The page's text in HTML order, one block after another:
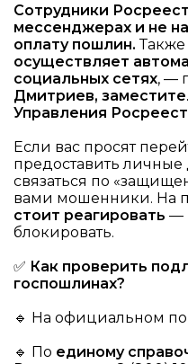
Сотрудники
мессенджерах и не
оплату пошлин. Также
осуществляет
социальных сетях, —
Дмитриев,
Управления
Если вас просят
предоставить
связаться по
вами мошенники. На
стоит реагировать —
блокировать.
✅ Как проверить
госпошлинах?
🔹 На официальном
🔹 По единому